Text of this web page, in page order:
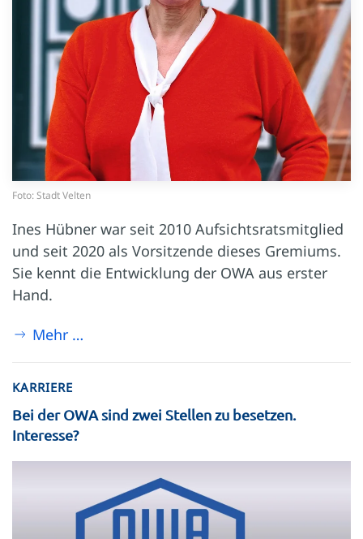
Foto: Stadt Velten
Ines Hübner war seit 2010 Aufsichtsratsmitglied
und seit 2020 als Vorsitzende dieses Gremiums.
Sie kennt die Entwicklung der OWA aus erster
Hand.
Mehr …
KARRIERE
Bei der OWA sind zwei Stellen zu besetzen.
Interesse?